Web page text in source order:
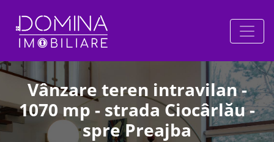
Vânzare teren intravilan -
1070 mp - strada Ciocârlău -
spre Preajba